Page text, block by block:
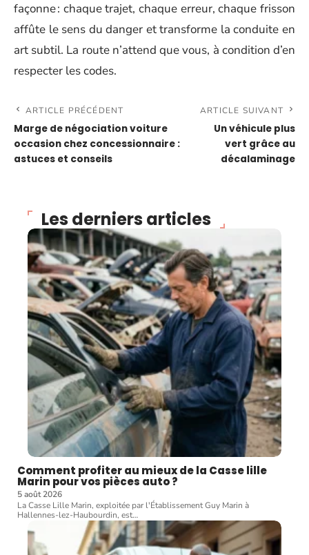
façonne : chaque trajet, chaque erreur, chaque frisson
affûte le sens du danger et transforme la conduite en
art subtil. La route n’attend que vous, à condition d’en
respecter les codes.
ARTICLE PRÉCÉDENT
Marge de négociation voiture
occasion chez concessionnaire :
astuces et conseils
ARTICLE SUIVANT
Un véhicule plus
vert grâce au
décalaminage
Les derniers articles
Comment profiter au mieux de la Casse lille
Marin pour vos pièces auto ?
5 août 2026
La Casse Lille Marin, exploitée par l'Établissement Guy Marin à
Hallennes-lez-Haubourdin, est…